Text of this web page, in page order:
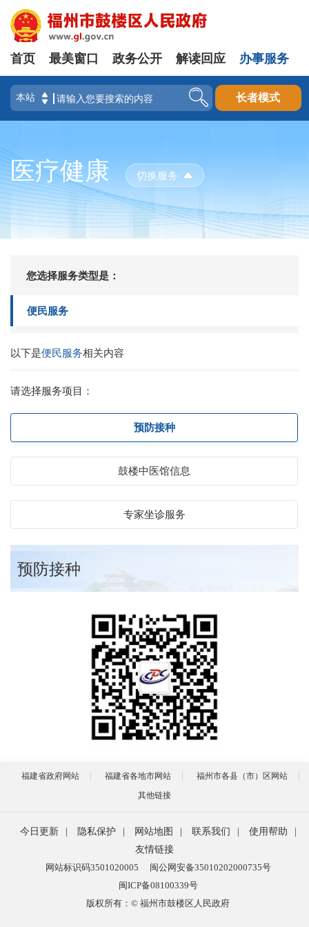
首页 最美窗口 政务公开 解读回应 办事服务
长者模式
医疗健康 切换服务
您选择服务类型是：
便民服务
以下是便民服务相关内容
请选择服务项目：
预防接种
鼓楼中医馆信息
专家坐诊服务
预防接种
福建省政府网站 福建省各地市网站
福州市各县（市）区网站
其他链接
今日更新 隐私保护 网站地图 联系我们 使用帮助
友情链接
网站标识码3501020005
闽公网安备35010202000735号
闽ICP备08100339号
版权所有：© 福州市鼓楼区人民政府